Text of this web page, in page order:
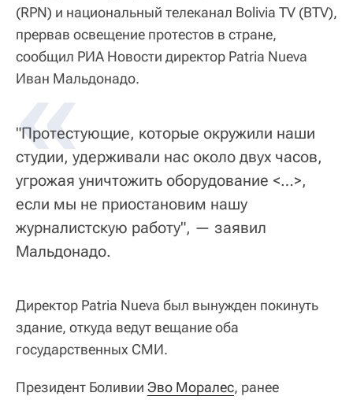
(RPN) и национальный телеканал Bolivia TV (BTV),
прервав освещение протестов в стране,
сообщил РИА Новости директор Patria Nueva
Иван Мальдонадо.
«
"Протестующие, которые окружили наши
студии, удерживали нас около двух часов,
угрожая уничтожить оборудование <…>,
если мы не приостановим нашу
журналистскую работу", — заявил
Мальдонадо.
Директор Patria Nueva был вынужден покинуть
здание, откуда ведут вещание оба
государственных СМИ.
Президент Боливии Эво Моралес, ранее